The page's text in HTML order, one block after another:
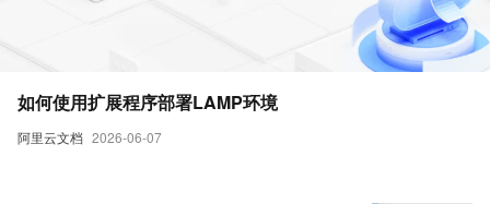
阿里云文档 2026-06-07
如何使用扩展程序部署LAMP环境